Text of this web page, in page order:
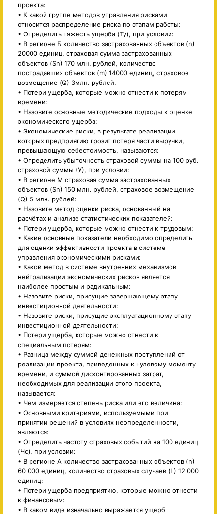
проекта:
• К какой группе методов управления рисками
относится распределение риска по этапам работы:
• Определить тяжесть ущерба (Ту), при условии:
• В регионе Б количество застрахованных объектов (n)
20000 единиц, страховая сумма застрахованных
объектов (Sn) 170 млн. рублей, количество
пострадавших объектов (m) 14000 единиц, страховое
возмещение (Q) 3млн. рублей.
• Потери ущерба, которые можно отнести к потерям
времени:
• Назовите основные методические подходы к оценке
экономического ущерба:
• Экономические риски, в результате реализации
которых предприятию грозит потеря части выручки,
превышающую себестоимость, называются:
• Определить убыточность страховой суммы на 100 руб.
страховой суммы (У), при условии:
• В регионе М страховая сумма застрахованных
объектов (Sn) 150 млн. рублей, страховое возмещение
(Q) 5 млн. рублей:
• Назовите метод оценки риска, основанный на
расчётах и анализе статистических показателей:
• Потери ущерба, которые можно отнести к трудовым:
• Какие основные показатели необходимо определить
для оценки эффективности проекта в системе
управления экономическими рисками:
• Какой метод в системе внутренних механизмов
нейтрализации экономических рисков является
наиболее простым и радикальным:
• Назовите риски, присущие завершающему этапу
инвестиционной деятельности:
• Назовите риски, присущие эксплуатационному этапу
инвестиционной деятельности:
• Потери ущерба, которые можно отнести к
специальным потерям:
• Разница между суммой денежных поступлений от
реализации проекта, приведенных к нулевому моменту
времени, и суммой дисконтированных затрат,
необходимых для реализации этого проекта,
называется:
• Чем измеряется степень риска или его величина:
• Основными критериями, используемыми при
принятии решений в условиях неопределенности,
являются:
• Определить частоту страховых событий на 100 единиц
(Чс), при условии:
• В регионе А количество застрахованных объектов (n)
60 000 единиц, количество страховых случаев (L) 12 000
единиц:
• Потери ущерба предприятию, которые можно отнести
к финансовым:
• В каком виде изначально выражается ущерб